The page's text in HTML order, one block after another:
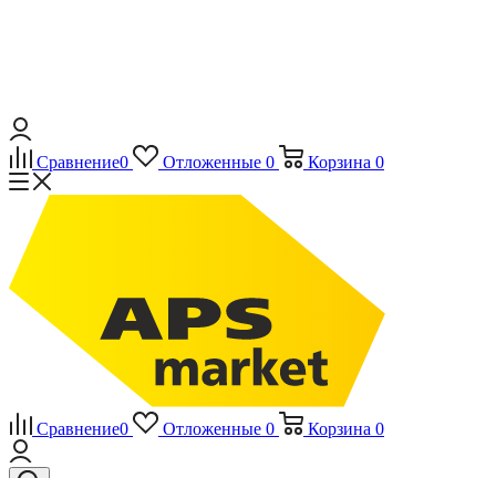
Сравнение0 Отложенные 0 Корзина 0
Сравнение0 Отложенные 0 Корзина 0